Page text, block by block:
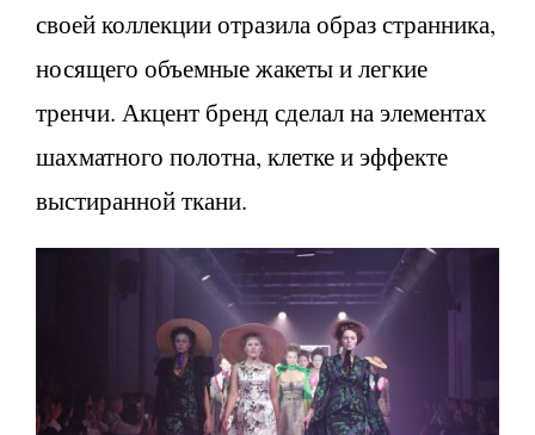
своей коллекции отразила образ странника,
носящего объемные жакеты и легкие
тренчи. Акцент бренд сделал на элементах
шахматного полотна, клетке и эффекте
выстиранной ткани.